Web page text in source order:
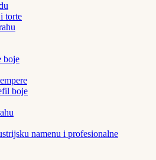
torte
boje
boje
namenu i profesionalne